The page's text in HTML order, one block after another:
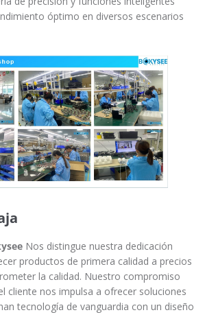
óptimo en diversos escenarios
Nos distingue nuestra dedicación
productos de primera calidad a precios
la calidad. Nuestro compromiso
cliente nos impulsa a ofrecer soluciones
tecnología de vanguardia con un diseño